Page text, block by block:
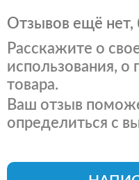
Отзывов ещё нет,
Расскажите о
использования, о
товара.
Ваш отзыв
определиться с